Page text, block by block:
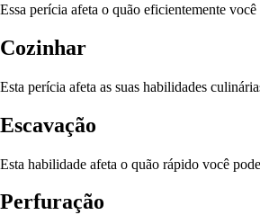
Essa perícia afeta o quão eficientemente
Cozinhar
Esta perícia afeta as suas habilidades
Escavação
Esta habilidade afeta o quão rápido você
Perfuração